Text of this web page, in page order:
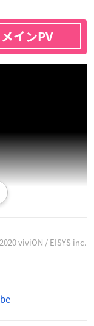
インPV
viviON / EISYS inc.